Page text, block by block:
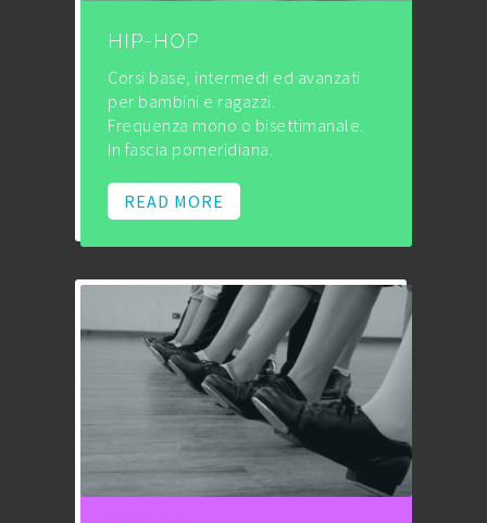
HIP-HOP
Corsi base, intermedi ed avanzati
per bambini e ragazzi.
Frequenza mono o bisettimanale.
In fascia pomeridiana.
READ MORE